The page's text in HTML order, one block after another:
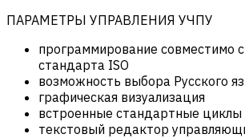
ПАРАМЕТРЫ УПРАВЛЕНИЯ УЧПУ
программирование совместимо
стандарта ISO
возможность выбора Русского
графическая визуализация
встроенные стандартные циклы
текстовый редактор